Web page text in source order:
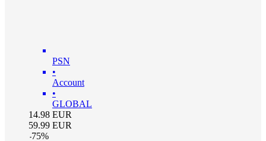
PSN
•
Account
•
GLOBAL
14.98 EUR
59.99 EUR
-75%